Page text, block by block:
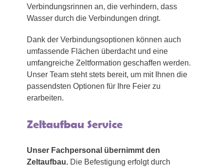
Verbindungsrinnen an, die verhindern, dass
Wasser durch die Verbindungen dringt.
Dank der Verbindungsoptionen können auch
umfassende Flächen überdacht und eine
umfangreiche Zeltformation geschaffen werden.
Unser Team steht stets bereit, um mit Ihnen die
passendsten Optionen für Ihre Feier zu
erarbeiten.
Zeltaufbau Service
Unser Fachpersonal übernimmt den
Zeltaufbau. Die Befestigung erfolgt durch